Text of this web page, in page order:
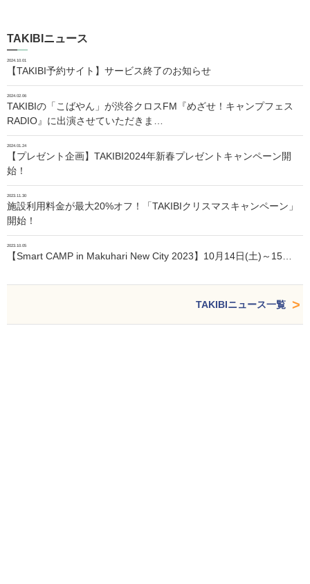
TAKIBIニュース
2024.10.01
【TAKIBI予約サイト】サービス終了のお知らせ
2024.02.06
TAKIBIの「こばやん」が渋谷クロスFM『めざせ！キャンプフェス
RADIO』に出演させていただきま…
2024.01.24
【プレゼント企画】TAKIBI2024年新春プレゼントキャンペーン開
始！
2023.11.30
施設利用料金が最大20%オフ！「TAKIBIクリスマスキャンペーン」
開始！
2023.10.05
【Smart CAMP in Makuhari New City 2023】10月14日(土)～15…
TAKIBIニュース一覧